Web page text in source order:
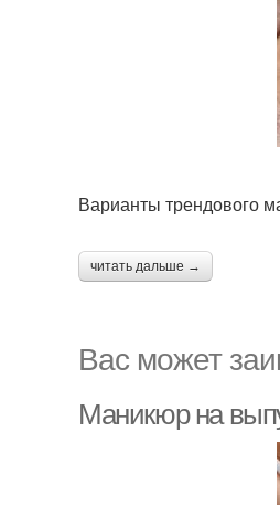
Варианты трендового
читать дальше →
Вас может
Маникюр на